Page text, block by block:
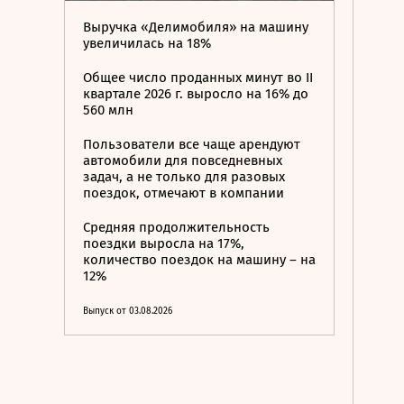
Выручка «Делимобиля» на машину
увеличилась на 18%
Общее число проданных минут во II
квартале 2026 г. выросло на 16% до
560 млн
Пользователи все чаще арендуют
автомобили для повседневных
задач, а не только для разовых
поездок, отмечают в компании
Средняя продолжительность
поездки выросла на 17%,
количество поездок на машину – на
12%
Выпуск от 03.08.2026